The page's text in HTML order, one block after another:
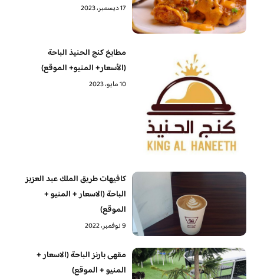
17 ديسمبر، 2023
مطابخ كنج الحنيذ الباحة
(الأسعار+ المنيو+ الموقع)
10 مايو، 2023
كافيهات طريق الملك عبد العزيز
الباحة (الاسعار + المنيو +
الموقع)
9 نوفمبر، 2022
مقهى بارنز الباحة (الاسعار +
المنيو + الموقع)